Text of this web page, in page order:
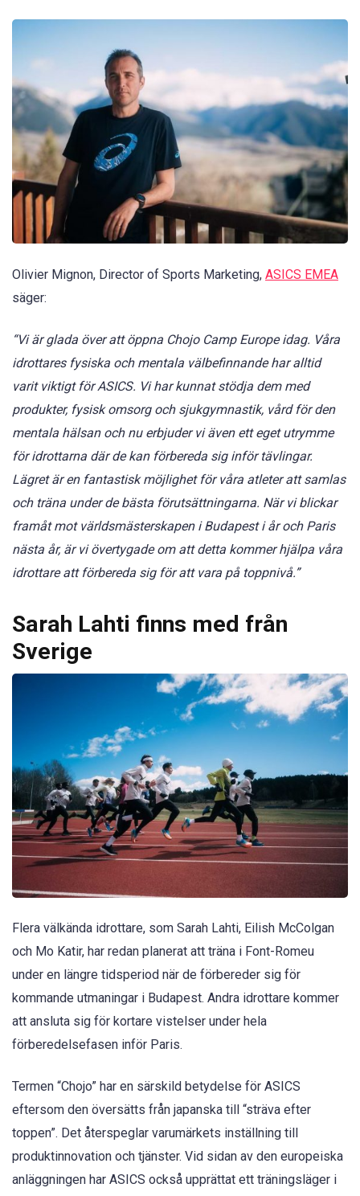
Olivier Mignon, Director of Sports Marketing, ASICS EMEA
säger:
“Vi är glada över att öppna Chojo Camp Europe idag. Våra
idrottares fysiska och mentala välbefinnande har alltid
varit viktigt för ASICS. Vi har kunnat stödja dem med
produkter, fysisk omsorg och sjukgymnastik, vård för den
mentala hälsan och nu erbjuder vi även ett eget utrymme
för idrottarna där de kan förbereda sig inför tävlingar.
Lägret är en fantastisk möjlighet för våra atleter att samlas
och träna under de bästa förutsättningarna. När vi blickar
framåt mot världsmästerskapen i Budapest i år och Paris
nästa år, är vi övertygade om att detta kommer hjälpa våra
idrottare att förbereda sig för att vara på toppnivå.”
Sarah Lahti finns med från
Sverige
Flera välkända idrottare, som Sarah Lahti, Eilish McColgan
och Mo Katir, har redan planerat att träna i Font-Romeu
under en längre tidsperiod när de förbereder sig för
kommande utmaningar i Budapest. Andra idrottare kommer
att ansluta sig för kortare vistelser under hela
förberedelsefasen inför Paris.
Termen “Chojo” har en särskild betydelse för ASICS
eftersom den översätts från japanska till “sträva efter
toppen”. Det återspeglar varumärkets inställning till
produktinnovation och tjänster. Vid sidan av den europeiska
anläggningen har ASICS också upprättat ett träningsläger i